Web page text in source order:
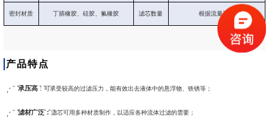
密封材质 丁腈橡胶、硅胶、氟橡胶 滤芯数量 根据流量不等
产品特点
承压高：可承受较高的过滤压力，能有效出去液体中的悬浮物、铁锈等；
滤材广泛：滤芯可用多种材质制作，以适应各种流体过滤的需要；